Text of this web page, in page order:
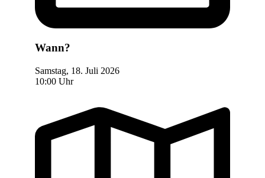
Wann?
Samstag, 18. Juli 2026
10:00 Uhr